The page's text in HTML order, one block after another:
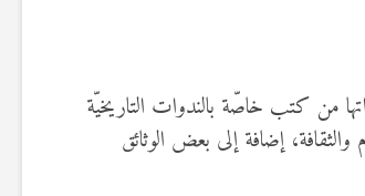
جناح لعرض وبيع مجموعة من إصداراتها من كتب خاصّة بالندوات التاريخيّة
والثقافة، إضافة إلى بعض الوثائق